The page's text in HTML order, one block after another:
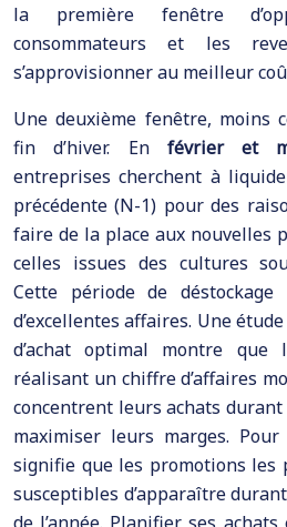
la première fenêtre
consommateurs et les
s’approvisionner au meilleur
Une deuxième fenêtre, moins
fin d’hiver. En février et
entreprises cherchent à
précédente (N-1) pour des
faire de la place aux nouvelles
celles issues des cultures
Cette période de
d’excellentes affaires. Une
d’achat optimal montre que
réalisant un chiffre d’affaires
concentrent leurs achats
maximiser leurs marges. Pour
signifie que les promotions les
susceptibles d’apparaître